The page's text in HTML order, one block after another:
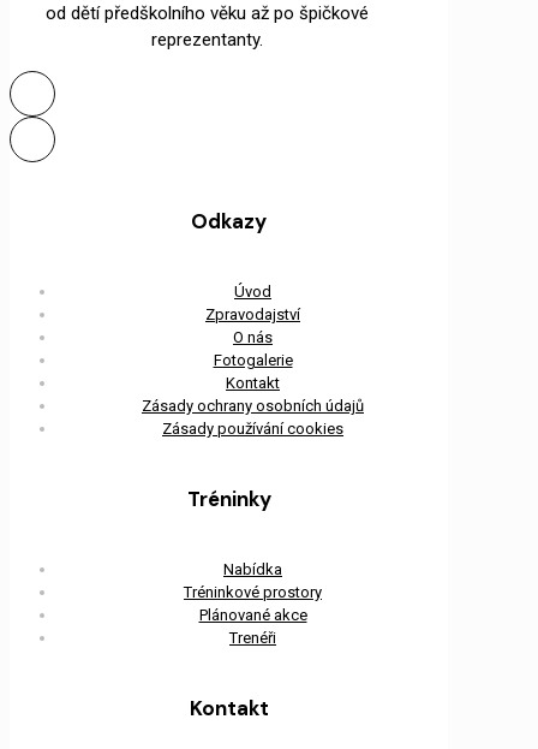
od dětí předškolního věku až po špičkové
reprezentanty.
Odkazy
Úvod
Zpravodajství
O nás
Fotogalerie
Kontakt
Zásady ochrany osobních údajů
Zásady používání cookies
Tréninky
Nabídka
Tréninkové prostory
Plánované akce
Trenéři
Kontakt